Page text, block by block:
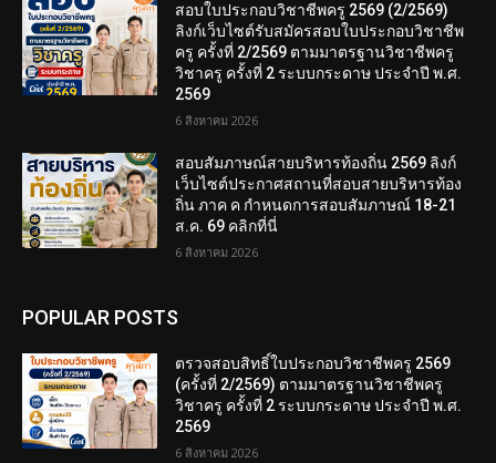
สอบใบประกอบวิชาชีพครู 2569 (2/2569)
ลิงก์เว็บไซต์รับสมัครสอบใบประกอบวิชาชีพ
ครู ครั้งที่ 2/2569 ตามมาตรฐานวิชาชีพครู
วิชาครู ครั้งที่ 2 ระบบกระดาษ ประจำปี พ.ศ.
2569
6 สิงหาคม 2026
สอบสัมภาษณ์สายบริหารท้องถิ่น 2569 ลิงก์
เว็บไซต์ประกาศสถานที่สอบสายบริหารท้อง
ถิ่น ภาค ค กำหนดการสอบสัมภาษณ์ 18-21
ส.ค. 69 คลิกที่นี่
6 สิงหาคม 2026
POPULAR POSTS
ตรวจสอบสิทธิ์ใบประกอบวิชาชีพครู 2569
(ครั้งที่ 2/2569) ตามมาตรฐานวิชาชีพครู
วิชาครู ครั้งที่ 2 ระบบกระดาษ ประจำปี พ.ศ.
2569
6 สิงหาคม 2026